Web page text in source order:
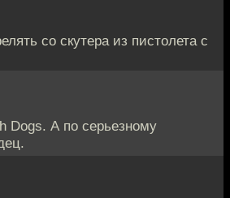
со скутера из пистолета с
Dogs. А по серьезному